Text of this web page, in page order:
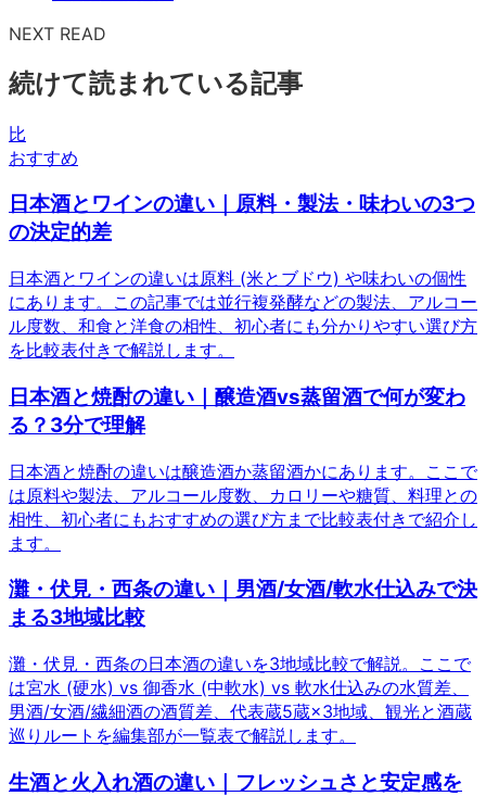
NEXT READ
続けて読まれている記事
比
おすすめ
日本酒とワインの違い｜原料・製法・味わいの3つ
の決定的差
日本酒とワインの違いは原料 (米とブドウ) や味わいの個性
にあります。この記事では並行複発酵などの製法、アルコー
ル度数、和食と洋食の相性、初心者にも分かりやすい選び方
を比較表付きで解説します。
日本酒と焼酎の違い｜醸造酒vs蒸留酒で何が変わ
る？3分で理解
日本酒と焼酎の違いは醸造酒か蒸留酒かにあります。ここで
は原料や製法、アルコール度数、カロリーや糖質、料理との
相性、初心者にもおすすめの選び方まで比較表付きで紹介し
ます。
灘・伏見・西条の違い｜男酒/女酒/軟水仕込みで決
まる3地域比較
灘・伏見・西条の日本酒の違いを3地域比較で解説。ここで
は宮水 (硬水) vs 御香水 (中軟水) vs 軟水仕込みの水質差、
男酒/女酒/繊細酒の酒質差、代表蔵5蔵×3地域、観光と酒蔵
巡りルートを編集部が一覧表で解説します。
生酒と火入れ酒の違い｜フレッシュさと安定感を